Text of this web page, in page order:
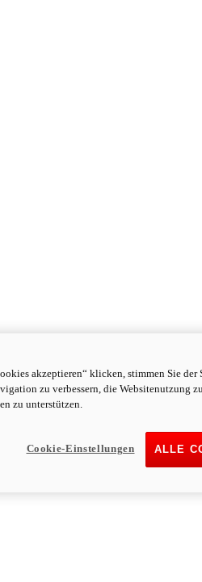
akzeptieren“ klicken, stimmen Sie
zu verbessern, die Websitenutzung
zu unterstützen.
ALLE
Cookie-Einstellungen